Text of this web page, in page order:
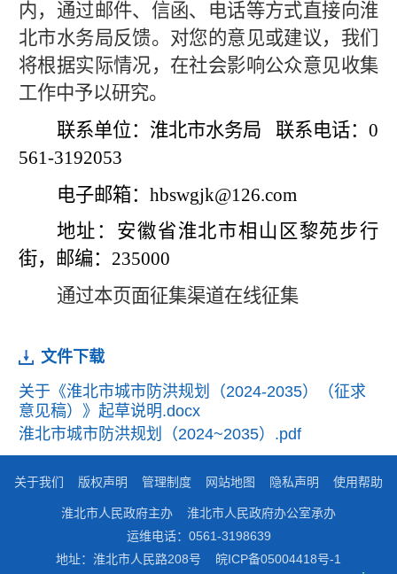
内，通过邮件、信函、电话等方式直接向淮
北市水务局反馈。对您的意见或建议，我们
将根据实际情况，在社会影响公众意见收集
工作中予以研究。
联系单位：淮北市水务局 联系电话：0
561-3192053
电子邮箱：hbswgjk@126.com
地址：安徽省淮北市相山区黎苑步行
街，邮编：235000
通过本页面征集渠道在线征集
文件下载
关于《淮北市城市防洪规划（2024-2035）（征求
意见稿）》起草说明.docx
淮北市城市防洪规划（2024~2035）.pdf
关于我们 版权声明 管理制度 网站地图 隐私声明 使用帮助
淮北市人民政府主办
淮北市人民政府办公室承办
运维电话：0561-3198639
地址：淮北市人民路208号
皖ICP备05004418号-1